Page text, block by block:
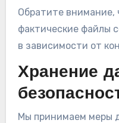
Обратите внимание,
фактические файлы
в зависимости от
Хранение
Мы принимаем меры